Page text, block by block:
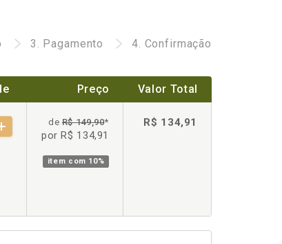
3. Pagamento 4. Confirmação
Preço Valor Total
deR$ 149,90*
por R$ 134,91
item com 10%
R$ 134,91